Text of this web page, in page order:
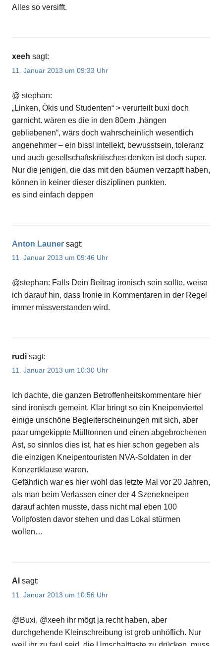
Alles so versifft.
xeeh sagt:
11. Januar 2013 um 09:33 Uhr
@ stephan:
„Linken, Ökis und Studenten“ > verurteilt buxi doch
garnicht. wären es die in den 80ern „hängen
gebliebenen“, wärs doch wahrscheinlich wesentlich
angenehmer – ein bissl intellekt, bewusstsein, toleranz
und auch gesellschaftskritisches denken ist doch super.
Nur die jenigen, die das mit den bäumen verzapft haben,
können in keiner dieser disziplinen punkten.
es sind einfach deppen
Anton Launer sagt:
11. Januar 2013 um 09:46 Uhr
@stephan: Falls Dein Beitrag ironisch sein sollte, weise
ich darauf hin, dass Ironie in Kommentaren in der Regel
immer missverstanden wird.
rudi sagt:
11. Januar 2013 um 10:30 Uhr
Ich dachte, die ganzen Betroffenheitskommentare hier
sind ironisch gemeint. Klar bringt so ein Kneipenviertel
einige unschöne Begleiterscheinungen mit sich, aber
paar umgekippte Mülltonnen und einen abgebrochenen
Ast, so sinnlos dies ist, hat es hier schon gegeben als
die einzigen Kneipentouristen NVA-Soldaten in der
Konzertklause waren.
Gefährlich war es hier wohl das letzte Mal vor 20 Jahren,
als man beim Verlassen einer der 4 Szenekneipen
darauf achten musste, dass nicht mal eben 100
Vollpfosten davor stehen und das Lokal stürmen
wollen…
Al sagt:
11. Januar 2013 um 10:56 Uhr
@Buxi, @xeeh ihr mögt ja recht haben, aber
durchgehende Kleinschreibung ist grob unhöflich. Nur